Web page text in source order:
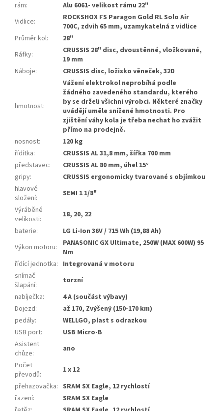
rám:
Alu 6061- velikost rámu 22"
Vidlice:
ROCKSHOX FS Paragon Gold RL Solo Air
700C, zdvih 65 mm, uzamykatelná z vidlice
Průměr kol:
28"
Ráfky:
CRUSSIS 28" disc, dvoustěnné, vložkované,
19 mm
Náboje: CRUSSIS disc, ložisko věneček, 32D
hmotnost:
Vážení elektrokol neprobíhá podle
žádného zavedeného standardu, kterého
by se drželi všichni výrobci. Některé značky
uvádějí uměle snížené hmotnosti. Pro
zjištění váhy kola je třeba nechat ho zvážit
přímo na prodejně.
nosnost:
120 kg
řídítka:
CRUSSIS AL 31,8 mm, šířka 700 mm
představec:
CRUSSIS AL 80 mm, úhel 15°
gripy:
CRUSSIS ergonomicky tvarované s objímkou
hlavové
složení:
SEMI 1 1/8"
Výráběné
velikosti:
18, 20, 22
baterie:
LG Li-Ion 36V / 715 Wh (19,88 Ah)
Výkon motoru:
PANASONIC GX Ultimate, 250W (MAX 600W) 95
Nm
řídící jednotka: Integrovaná v motoru
snímač
šlapání:
torzní
nabíječka:
4 A (součást výbavy)
Dojezd:
až 170, Zvýšený (150-170 km)
pedály:
WELLGO, plast s odrazkou
USB port:
USB Micro-B
Asistent
chůze:
ano
Počet
převodů:
1 x 12
přehazovačka: SRAM SX Eagle, 12 rychlostí
řazení:
SRAM SX Eagle